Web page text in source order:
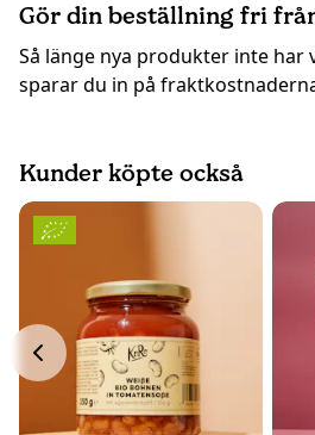
Gör din beställning fri
Så länge nya produkter inte har
sparar du in på
Kunder köpte också